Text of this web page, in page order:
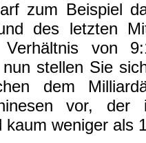
zum Beispiel
des letzten
Verhältnis von
stellen Sie
dem
vor, der
weniger als